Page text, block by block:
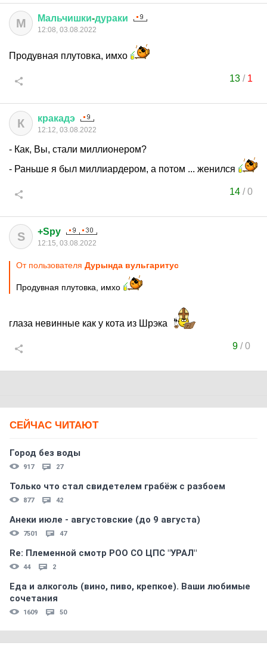
М Мальчишки-дураки
12:08, 03.08.2022
Продувная плутовка, имхо
13 / 1
К кракадэ
12:12, 03.08.2022
- Как, Вы, стали миллионером?
- Раньше я был миллиардером, а потом ... женился
14 /0
S +Spy
12:15, 03.08.2022
От пользователя Дурында вульгаритус
Продувная плутовка, имхо
глаза невинные как у кота из Шрэка
9/0
СЕЙЧАС ЧИТАЮТ
Город без воды
917 27
Только что стал свидетелем грабёж с разбоем
877 42
Анеки июле - августовские (до 9 августа)
7501 47
Re: Племеннoй смoтр РOO CO ЦПС "УРАЛ"
44 2
Еда и алкоголь (вино, пиво, крепкое). Ваши любимые
сочетания
1609 50